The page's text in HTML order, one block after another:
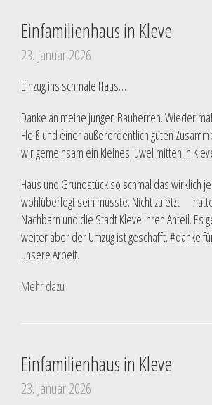
Einfamilienhaus in Kleve
23. Januar 2026
Einzug ins schmale Haus…
Danke an meine jungen Bauherren. Wieder
Fleiß und einer außerordentlich guten
wir gemeinsam ein kleines Juwel mitten in
Haus und Grundstück so schmal das wirklich
wohlüberlegt sein musste. Nicht zuletzt
Nachbarn und die Stadt Kleve Ihren Anteil. Es
weiter aber der Umzug ist geschafft. #danke
unsere Arbeit.
Mehr dazu
Einfamilienhaus in Kleve
23. Januar 2026